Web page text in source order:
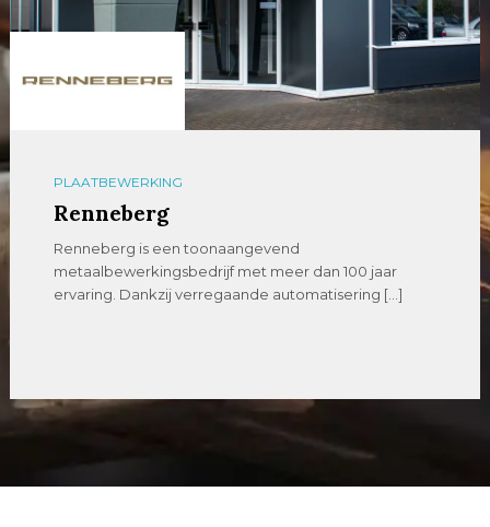
PLAATBEWERKING
Renneberg
Renneberg is een toonaangevend
metaalbewerkingsbedrijf met meer dan 100 jaar
ervaring. Dankzij verregaande automatisering […]